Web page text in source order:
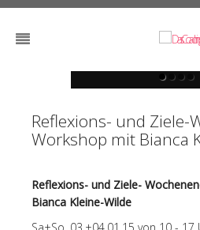
Das
Atelier
Das
Atelier
Das
Atelier
Das
Atelier
Reflexions- und Ziele-
Workshop mit Bianca
Reflexions- und Ziele-
Bianca Kleine-Wilde